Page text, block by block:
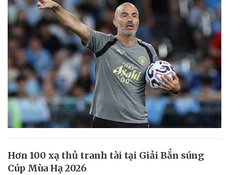
Hơn 100 xạ thủ tranh tài tại Giải Bắn súng
Cúp Mùa Hạ 2026